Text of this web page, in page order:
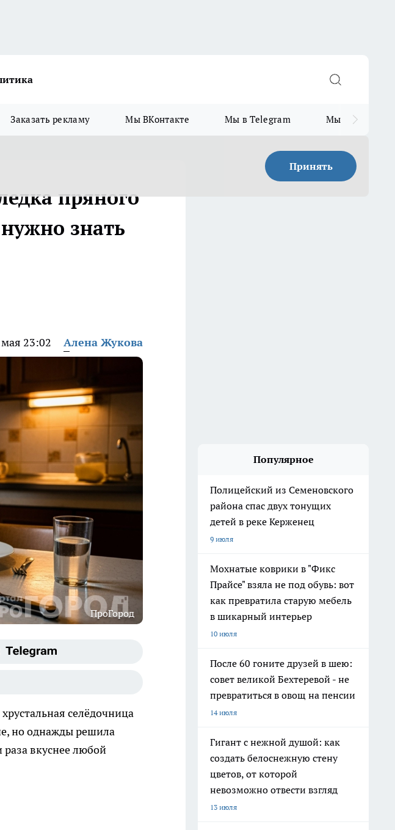
Заказать рекламу Мы ВКонтакте Мы в Telegram Мы в MAX
Принять
пряного
знать
мая 23:02 Алена Жукова
ПроГород
селёдочница
но однажды решила
вкуснее любой
Популярное
Полицейский из Семеновского
района спас двух тонущих
детей в реке Керженец
9 июля
Мохнатые коврики в "Фикс
Прайсе" взяла не под обувь: вот
как превратила старую мебель
в шикарный интерьер
10 июля
После 60 гоните друзей в шею:
совет великой Бехтеревой - не
превратиться в овощ на пенсии
14 июля
Гигант с нежной душой: как
создать белоснежную стену
цветов, от которой
невозможно отвести взгляд
13 июля